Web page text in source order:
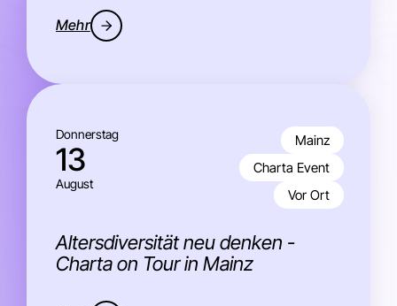
Mehr
Donnerstag
13
August
Altersdiversität neu denken -
Charta on Tour in Mainz
Mainz
Charta Event
Vor Ort